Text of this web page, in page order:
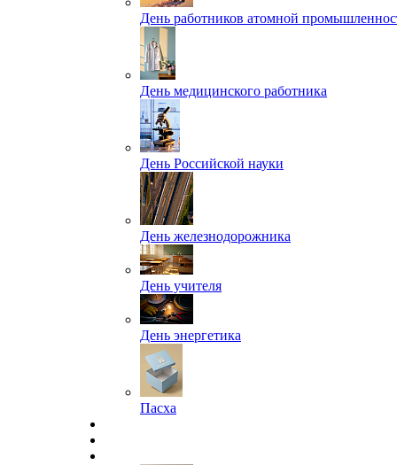
День работников атомной
День медицинского работника
День Российской науки
День железнодорожника
День учителя
День энергетика
Пасха